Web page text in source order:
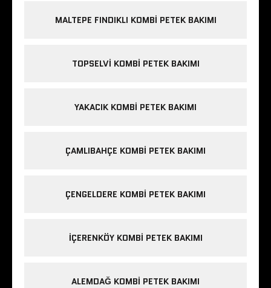
MALTEPE FINDIKLI KOMBI PETEK BAKIMI
TOPSELVI KOMBI PETEK BAKIMI
YAKACIK KOMBI PETEK BAKIMI
ÇAMLIBAHÇE KOMBI PETEK BAKIMI
ÇENGELDERE KOMBI PETEK BAKIMI
IÇERENKÖY KOMBI PETEK BAKIMI
ALEMDAĞ KOMBI PETEK BAKIMI